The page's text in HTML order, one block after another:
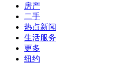
房产
二手
热点新闻
生活服务
更多
纽约